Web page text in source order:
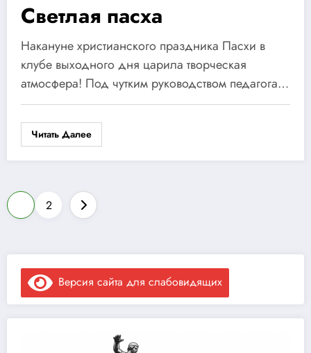
Светлая пасха
Накануне христианского праздника Пасхи в
клубе выходного дня царила творческая
атмосфера! Под чутким руководством педагога…
Читать Далее
Пагинация
2
Версия сайта для слабовидящих